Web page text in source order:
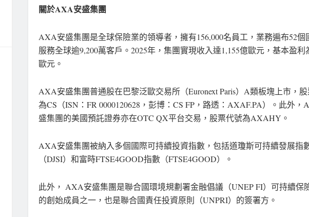
關於AXA安盛集團
AXA安盛集團是全球保險業的領導者，擁有156,000名員工，業務遍布52個
服務全球逾9,200萬客戶。2025年，集團實現收入達1,155億歐元，基本盈利
歐元。
AXA安盛集團普通股在巴黎泛歐交易所（Euronext Paris）A類板塊上市，
為CS（ISN：FR 0000120628，彭博：CS FP，路透：AXAF.PA）。此外，
盛集團的美國預託證券亦在OTC QX平台交易，股票代號為AXAHY。
AXA安盛集團被納入多個國際可持續投資指數，包括道瓊斯可持續發展指
（DJSI）和富時FTSE4GOOD指數（FTSE4GOOD）。
此外， AXA安盛集團是聯合國環境規劃署金融倡議（UNEP FI）可持續保
的創始成員之一，也是聯合國責任投資原則（UNPRI）的簽署方。